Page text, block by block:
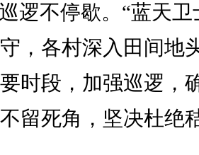
逻不停歇。“蓝天卫
，各村深入田间地
时段，加强巡逻，
留死角，坚决杜绝